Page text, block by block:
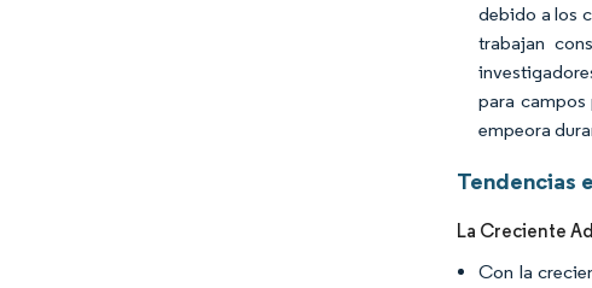
debido a los
trabajan
para campos
empeora
Tendencias
La Creciente
Con la